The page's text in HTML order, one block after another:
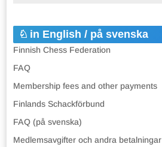
in English / på svenska
Finnish Chess Federation
FAQ
Membership fees and other payments
Finlands Schackförbund
FAQ (på svenska)
Medlemsavgifter och andra betalningar